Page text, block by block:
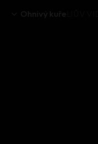
Ohnivý kuře